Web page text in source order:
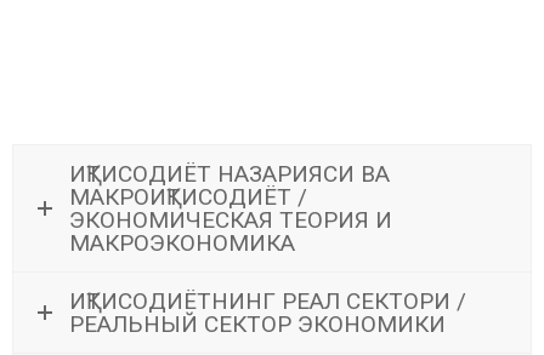
ИҚТИСОДИЁТ НАЗАРИЯСИ ВА
МАКРОИҚТИСОДИЁТ /
ЭКОНОМИЧЕСКАЯ ТЕОРИЯ И
МАКРОЭКОНОМИКА
ИҚТИСОДИЁТНИНГ РЕАЛ СЕКТОРИ /
РЕАЛЬНЫЙ СЕКТОР ЭКОНОМИКИ